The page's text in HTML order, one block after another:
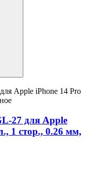
27 для Apple
1 стор., 0.26 мм,